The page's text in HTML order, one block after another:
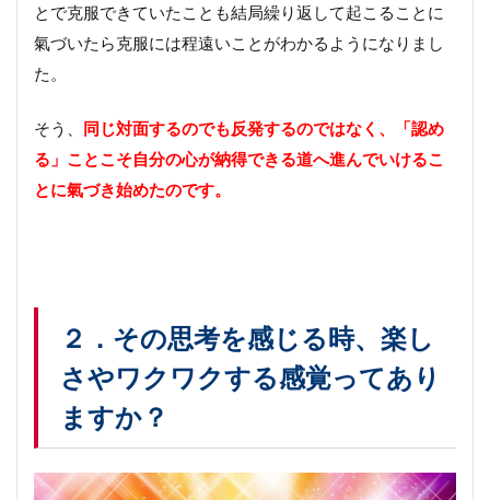
心の
をい
めに
とで克服できていたことも結局繰り返して起こることに
氣づいたら克服には程遠いことがわかるようになりまし
た。
そう、
同じ対面するのでも反発するのではなく、「認め
る」ことこそ自分の心が納得できる道へ進んでいけるこ
とに氣づき始めたのです。
２．その思考を感じる時、楽し
さやワクワクする感覚ってあり
ますか？